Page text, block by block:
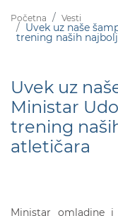
Početna Vesti
Uvek uz naše
trening naših
Uvek uz
Ministar
trening
atletičara
Ministar omladine